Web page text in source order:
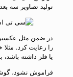
تولید تصاویر سه
در ضمن مثل
را رعایت کرد.
یا فلز داشته باشد،
فراموش نشود،